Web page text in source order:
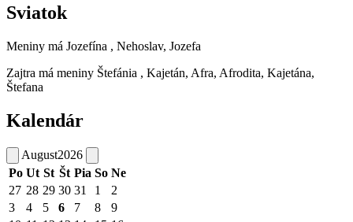
Sviatok
Meniny má Jozefína , Nehoslav, Jozefa
Zajtra má meniny Štefánia , Kajetán, Afra, Afrodita, Kajetána,
Štefana
Kalendár
August2026
Po Ut St Št Pia So Ne
27 28 29 30 31 1
2
3
4 5 6 7 8
9